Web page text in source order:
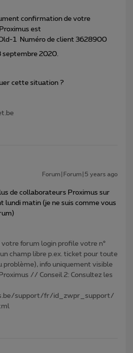
confirmation de votre
est
1 Numéro de client 3628900
septembre 2020.
cette situation ?
Forum|Forum|5 years ago
de collaborateurs Proximus sur
lundi matin (je ne suis comme vous
votre forum login profile votre n°
champ libre p.ex. ticket pour toute
problème), info uniquement visible
// Conseil 2: Consultez les
support/fr/id_zwpr_support/